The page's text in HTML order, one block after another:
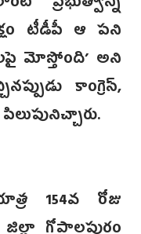
టీడీపీ ఆ పని
మోస్తోంది’ అని
కాంగ్రెస్,
154వ రోజు